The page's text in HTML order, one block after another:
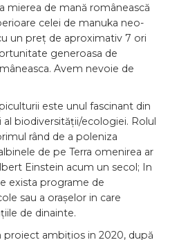
mierea de mană românească
celei de manuka neo-
un preț de aproximativ 7 ori
generoasa de
Avem nevoie de
este unul fascinant din
biodiversității/ecologiei. Rolul
rând de a poleniza
de pe Terra omenirea ar
Einstein acum un secol; In
exista programe de
sau a orașelor in care
de dinainte.
proiect ambițios in 2020, după